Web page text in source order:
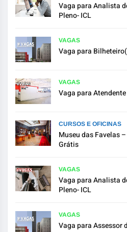
Vaga para Analista
Pleno- ICL
VAGAS
Vaga para
VAGAS
Vaga para
CURSOS E OFICINAS
Museu das Favelas
Grátis
VAGAS
Vaga para Analista
Pleno- ICL
VAGAS
Vaga para Assessor